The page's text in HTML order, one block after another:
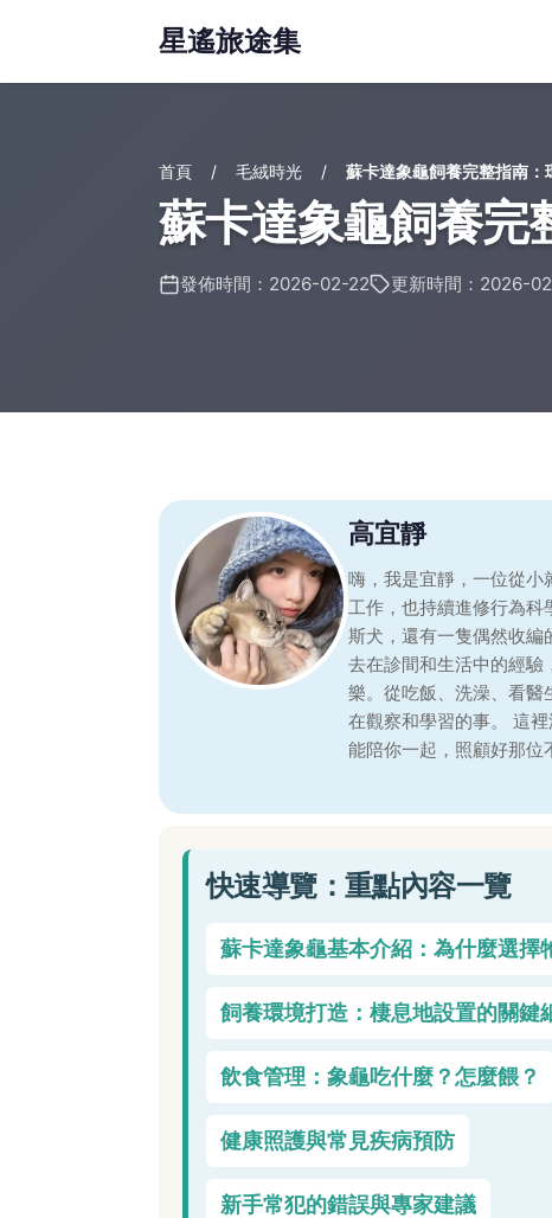
星遙旅途集
首頁 毛絨時光 蘇卡達象龜飼養完整指南
蘇卡達象龜飼養完
發佈時間：2026-02-22 更新時間：2026-
高宜靜
嗨，我是宜靜，一位從小
工作，也持續進修行為科
斯犬，還有一隻偶然收編
去在診間和生活中的經驗
樂。從吃飯、洗澡、看醫
在觀察和學習的事。 這
能陪你一起，照顧好那位
快速導覽：重點內容一覽
蘇卡達象龜基本介紹：為什麼選擇
飼養環境打造：棲息地設置的關鍵
飲食管理：象龜吃什麼？怎麼餵？
健康照護與常見疾病預防
新手常犯的錯誤與專家建議